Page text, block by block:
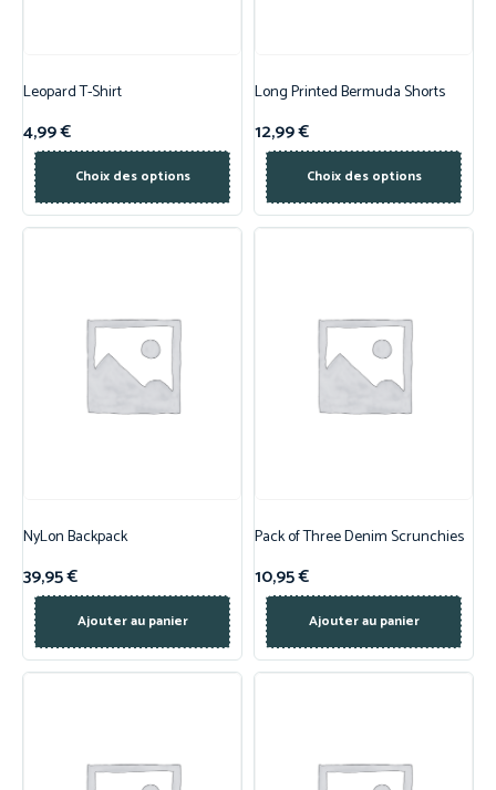
Leopard T-Shirt
4,99€
Choix des options
Long Printed Bermuda Shorts
12,99€
Choix des options
NyLon Backpack
39,95€
Ajouter au panier
Pack of Three Denim Scrunchies
10,95€
Ajouter au panier